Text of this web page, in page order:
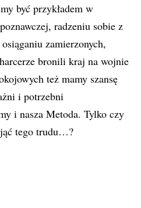
być przykładem w
radzeniu sobie z
zamierzonych,
bronili kraj na wojnie
też mamy szansę
i potrzebni
i nasza Metoda. Tylko czy
tego trudu…?